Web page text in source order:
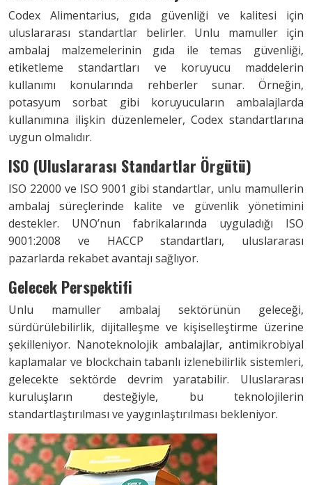
Codex Alimentarius, gıda güvenliği ve kalitesi için
uluslararası standartlar belirler. Unlu mamuller için
ambalaj malzemelerinin gıda ile temas güvenliği,
etiketleme standartları ve koruyucu maddelerin
kullanımı konularında rehberler sunar. Örneğin,
potasyum sorbat gibi koruyucuların ambalajlarda
kullanımına ilişkin düzenlemeler, Codex standartlarına
uygun olmalıdır.
ISO (Uluslararası Standartlar Örgütü)
ISO 22000 ve ISO 9001 gibi standartlar, unlu mamullerin
ambalaj süreçlerinde kalite ve güvenlik yönetimini
destekler. UNO’nun fabrikalarında uyguladığı ISO
9001:2008 ve HACCP standartları, uluslararası
pazarlarda rekabet avantajı sağlıyor.
Gelecek Perspektifi
Unlu mamuller ambalaj sektörünün geleceği,
sürdürülebilirlik, dijitalleşme ve kişiselleştirme üzerine
şekilleniyor. Nanoteknolojik ambalajlar, antimikrobiyal
kaplamalar ve blockchain tabanlı izlenebilirlik sistemleri,
gelecekte sektörde devrim yaratabilir. Uluslararası
kuruluşların desteğiyle, bu teknolojilerin
standartlaştırılması ve yaygınlaştırılması bekleniyor.